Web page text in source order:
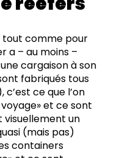
tout comme pour
a – au moins –
cargaison à son
fabriqués tous
ce que l’on
et ce sont
un
(mais pas)
containers